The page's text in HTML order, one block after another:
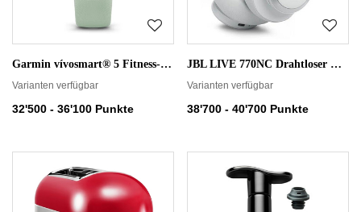
Garmin vívosmart® 5 Fitness-Tracker S/M
Varianten verfügbar
32'500 - 36'100 Punkte
JBL LIVE 770NC Drahtloser On-Ear-Kopfhörer
Varianten verfügbar
38'700 - 40'700 Punkte